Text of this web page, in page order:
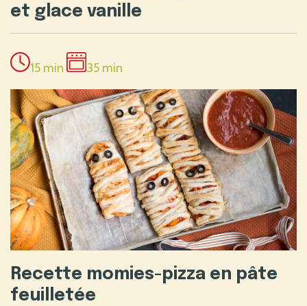
et glace vanille
15 min 35 min
Recette momies-pizza en pâte
feuilletée